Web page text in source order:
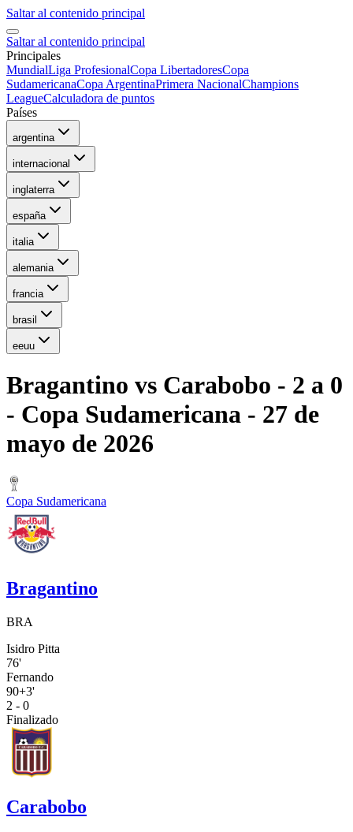
Saltar al contenido principal
Saltar al contenido principal
Principales
MundialLiga ProfesionalCopa LibertadoresCopa
SudamericanaCopa ArgentinaPrimera NacionalChampions
LeagueCalculadora de puntos
Países
argentina
internacional
inglaterra
españa
italia
alemania
francia
brasil
eeuu
Bragantino vs Carabobo - 2 a 0
- Copa Sudamericana - 27 de
mayo de 2026
Copa Sudamericana
Bragantino
BRA
Isidro Pitta
76'
Fernando
90+3'
2 - 0
Finalizado
Carabobo